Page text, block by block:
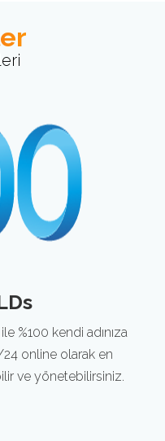
%100 kendi adınıza
24 online olarak en
ve yönetebilirsiniz.